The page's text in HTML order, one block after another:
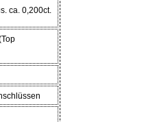
ca. 0,200ct.